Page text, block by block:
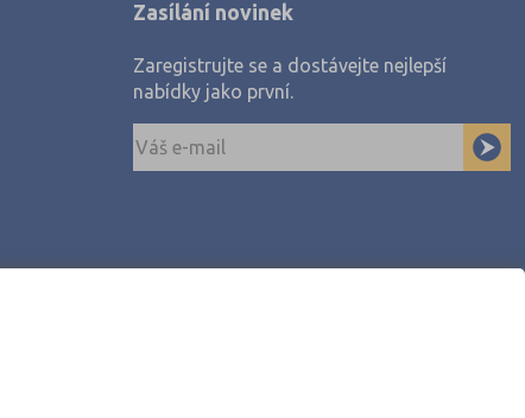
Zasílání novinek
Zaregistrujte se a dostávejte nejlepší
nabídky jako první.